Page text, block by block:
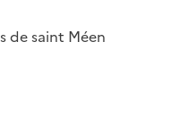
de saint Méen